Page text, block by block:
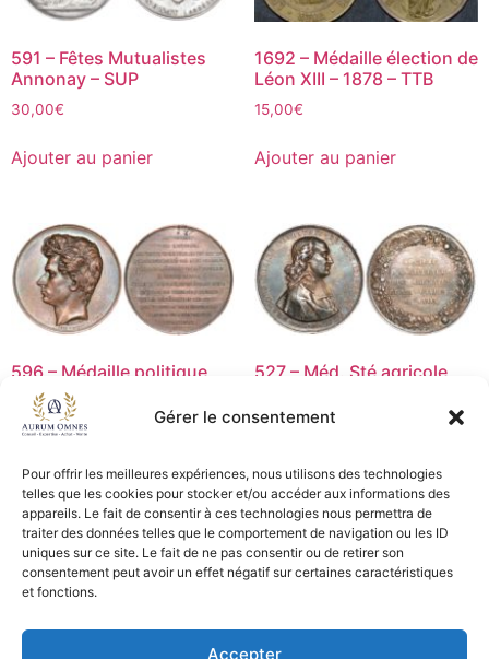
Gérer le consentement
Pour offrir les meilleures expériences, nous utilisons des technologies
telles que les cookies pour stocker et/ou accéder aux informations des
appareils. Le fait de consentir à ces technologies nous permettra de
traiter des données telles que le comportement de navigation ou les ID
uniques sur ce site. Le fait de ne pas consentir ou de retirer son
consentement peut avoir un effet négatif sur certaines caractéristiques
et fonctions.
Accepter
591 – Fêtes Mutualistes
Annonay – SUP
30,00€
Ajouter au panier
1692 – Médaille élection de
Léon XIII – 1878 – TTB
15,00€
Ajouter au panier
596 – Médaille politique
1830 E. ROGAT – TB+
30,00€
Ajouter au panier
527 – Méd. Sté agricole
45,00€
Lire la suite
CGV - CGL